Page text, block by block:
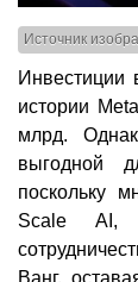
Источник
Инвестиции
истории Meta
млрд.
выгодной
поскольку
Scale AI,
Ванг,